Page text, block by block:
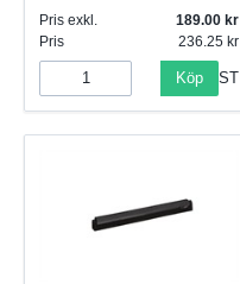
Pris exkl.
189.00
Pris
236.25
Köp ST